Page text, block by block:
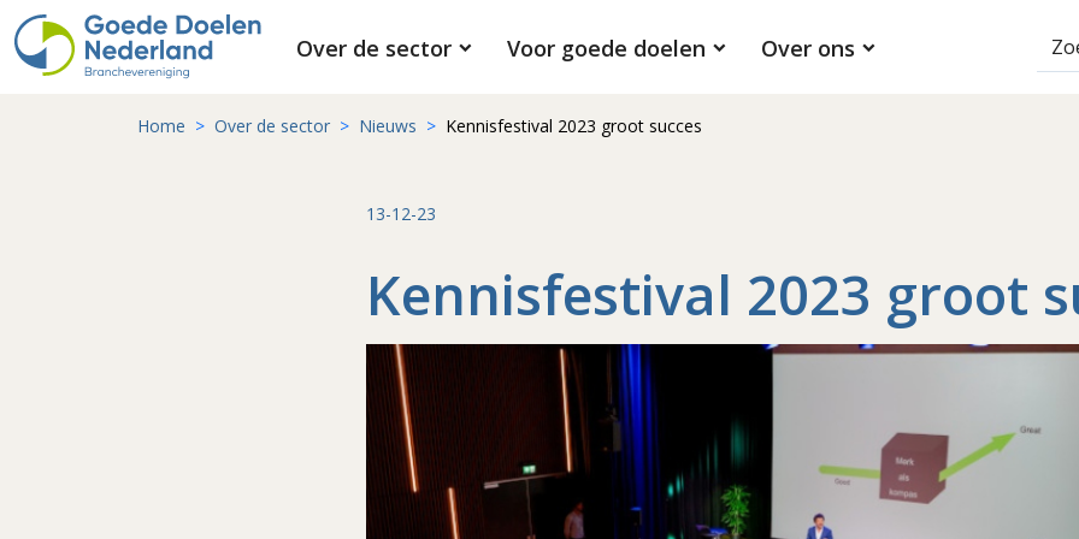
Over de sector Voor goede doelen Over ons
Home Over de sector Nieuws Kennisfestival 2023 groot succes
13-12-23
Kennisfestival 2023 groot